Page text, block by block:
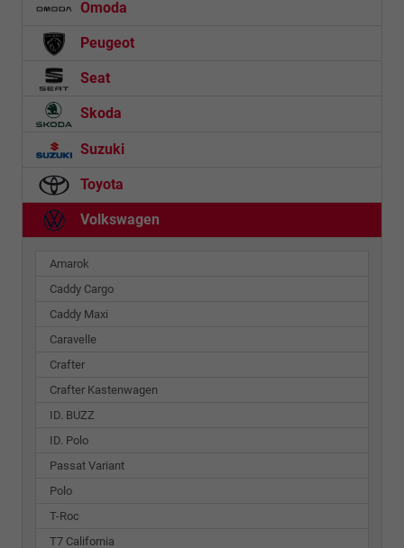
Omoda
Peugeot
Seat
Skoda
Suzuki
Toyota
Volkswagen
Amarok
Caddy Cargo
Caddy Maxi
Caravelle
Crafter
Crafter Kastenwagen
ID. BUZZ
ID. Polo
Passat Variant
Polo
T-Roc
T7 California